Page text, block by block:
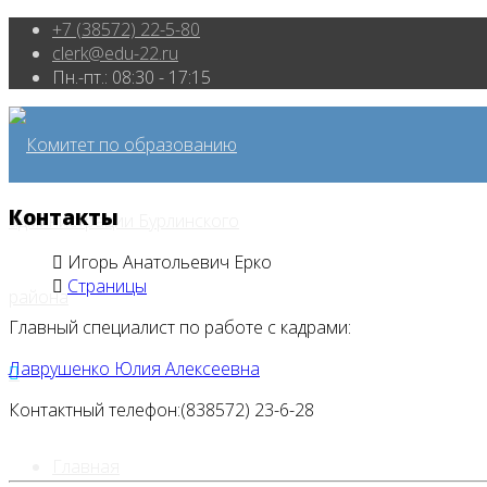
+7 (38572) 22-5-80
clerk@edu-22.ru
Пн.-пт.: 08:30 - 17:15
Контакты
Игорь Анатольевич Ерко
Страницы
Главный специалист по работе с кадрами:
Лаврушенко Юлия Алексеевна
Контактный телефон:(838572) 23-6-28